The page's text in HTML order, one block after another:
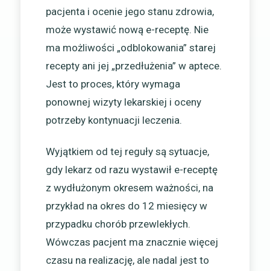
pacjenta i ocenie jego stanu zdrowia,
może wystawić nową e-receptę. Nie
ma możliwości „odblokowania” starej
recepty ani jej „przedłużenia” w aptece.
Jest to proces, który wymaga
ponownej wizyty lekarskiej i oceny
potrzeby kontynuacji leczenia.
Wyjątkiem od tej reguły są sytuacje,
gdy lekarz od razu wystawił e-receptę
z wydłużonym okresem ważności, na
przykład na okres do 12 miesięcy w
przypadku chorób przewlekłych.
Wówczas pacjent ma znacznie więcej
czasu na realizację, ale nadal jest to